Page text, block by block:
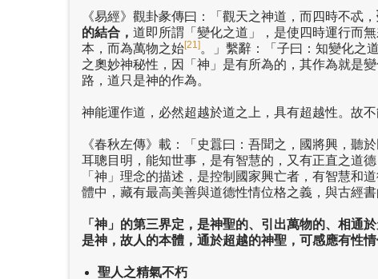
《易經》觀卦彖傳曰：「觀天之神道，而四時不忒，
的結合， 道即所謂「變化之道」，是使四時運行而
本，而為萬物之始[21]。」繫辭：「子曰：知變化之
之奧妙神秘性，因「神」是有所為的，其作為就是
路，道只是神的作為。
神能運作道，必然超越於道之上，具有超越性。故
《春秋左傳》載：「史囂曰：吾聞之，國將興，聽
耳聰目明，能知世事，是有智慧的，又有正直之道
「神」理念的描述，是控制國家興亡者，有智慧和
體中，藏有最高美善與道德性情位格之義，與古經書
「神」的第三界定，是神聖的、引出萬物的、相通
是神，故人的本體，通於超越的神聖，可感應有性情
聖人之精氣不朽